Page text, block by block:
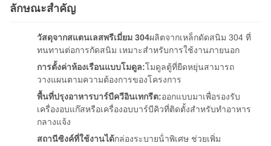
ลักษณะสําคัญ
วัสดุจากสแตนเลสพรีเมี่ยม 304ผลิตจากเหล็กดัดสนิม 304 ที่
ทนทานต่อการกัดสนิม เหมาะสําหรับการใช้งานภายนอก
การตั้งค่าห้องเรือนแบบโมดูล:โมดูลตู้ที่ยืดหยุ่นสามารถ
วางแผนตามความต้องการของโครงการ
พื้นที่ปรุงอาหารบาร์บีควีอินเทกรีต:ออกแบบมาเพื่อรองรับ
เครื่องอบแก๊สหรือเครื่องอบบาร์บีคิวที่ติดตั้งสําหรับทําอาหาร
กลางแจ้ง
สถานีซิงค์ที่ใช้งานได้กล่องระบายน้ําพิเศษ ช่วยเพิ่ม